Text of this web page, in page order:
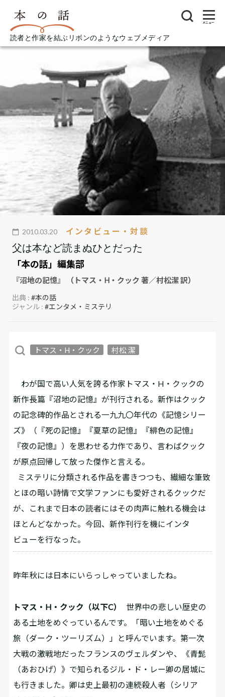
読者と作家を結ぶリボンのようなウェブメディア
メニュー
2010.03.20 インタビュー・対談
父は本など読まぬひとだった
「本の話」編集部
『沼地の記憶』 （トマス・H・クック 著／村松潔 訳）
出典 :#本の話
ジャンル :#エンタメ・ミステリ
トマス・H・クック 村松 潔
わが国で高い人気を誇る作家トマス・H・クックの
新作長篇『沼地の記憶』が刊行される。新作はクック
の記念碑的作品とされる一九九〇年代の《記憶シリー
ズ》（『死の記憶』『夏草の記憶』『緋色の記憶』
『夜の記憶』）を思わせる力作であり、言わばクック
が原点回帰して放った傑作と言える。
ミステリに分類される作品を書きつつも、繊細な筆致
とほの暗い詩情で文学ファンにも愛好されるクックだ
が、これまで日本の読者にはその肉声に触れる機会は
ほとんどなかった。今回、新作刊行を機にインタ
ビューを行なった。
――昨年秋には日本にいらっしゃっていましたね。
トマス・H・クック（以下C）
世界中の悲しい歴史の
ある土地をめぐっているんです。「暗い土地をめぐる
旅（ダーク・ツーリズム）」と呼んでいます。第一次
大戦の激戦地だったフランスのヴェルダンや、《青髭
（あおひげ）》で知られるジル・ド・レー卿の居城に
も行きました。卿は史上最初の連続殺人者（シリア